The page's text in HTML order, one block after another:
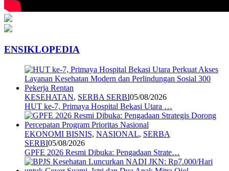
ENSIKLOPEDIA
KESEHATAN, SERBA SERBI05/08/2026
HUT ke-7, Primaya Hospital Bekasi Utara …
EKONOMI BISNIS, NASIONAL, SERBA
SERBI05/08/2026
GPFE 2026 Resmi Dibuka: Pengadaan Strate…